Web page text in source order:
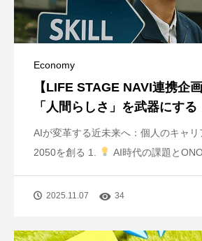
Economy
【LIFE STAGE NAVI連携企
「人間らしさ」を武器にする
AIが変革する近未来へ：個人のキャ
2050を創る 1.
AI時代の課題と
2025.11.07 34